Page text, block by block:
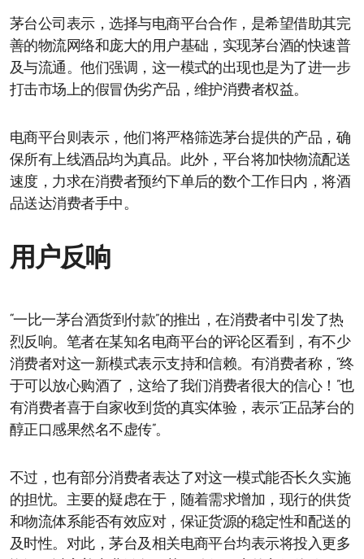
茅台公司表示，选择与电商平台合作，是希望借助其完
善的物流网络和庞大的用户基础，实现茅台酒的快速普
及与流通。他们强调，这一模式的出现也是为了进一步
打击市场上的假冒伪劣产品，维护消费者权益。
电商平台则表示，他们将严格筛选茅台提供的产品，确
保所有上线酒品均为真品。此外，平台将加快物流配送
速度，力求在消费者预约下单后的数个工作日内，将酒
品送达消费者手中。
用户反响
“一比一茅台酒货到付款”的推出，在消费者中引发了热
烈反响。笔者在某知名电商平台的评论区看到，有不少
消费者对这一新模式表示支持和信赖。有消费者称，“终
于可以放心购酒了，这给了我们消费者很大的信心！”也
有消费者喜于自家收到货的真实体验，表示“正品茅台的
醇正口感果然名不虚传”。
不过，也有部分消费者表达了对这一模式能否长久实施
的担忧。主要的疑虑在于，随着需求增加，现行的供货
和物流体系能否有效应对，保证货源的稳定性和配送的
及时性。对此，茅台及相关电商平台均表示将投入更多